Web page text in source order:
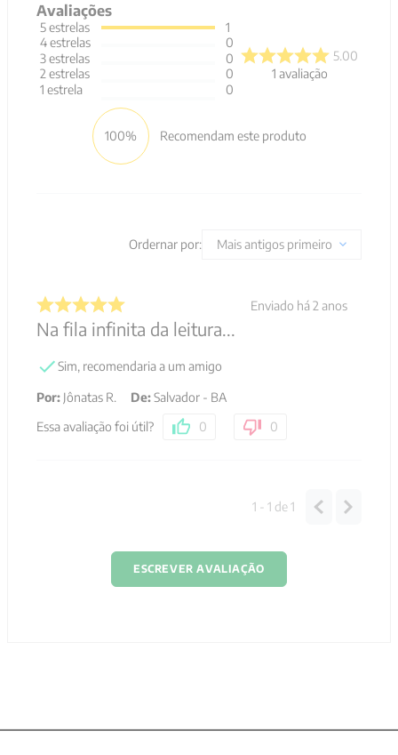
Avaliações
5estrelas
4estrelas
3estrelas
2 estrelas
1 estrela
1
0
0
0
0
5.00
1 avaliação
100% Recomendam este produto
Ordernar por: Mais antigos primeiro
Enviado há 2 anos
Na fila infinita da leitura...
Sim, recomendaria a um amigo
Por: Jônatas R. De:Salvador - BA
Essa avaliação foi útil?
0 0
1 - 1 de1
ESCREVER AVALIAÇÃO